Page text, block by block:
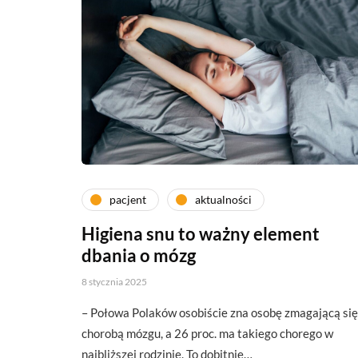
pacjent aktualności
Higiena snu to ważny element
dbania o mózg
8 stycznia 2025
– Połowa Polaków osobiście zna osobę zmagającą
chorobą mózgu, a 26 proc. ma takiego chorego w
najbliższej rodzinie. To dobitnie…